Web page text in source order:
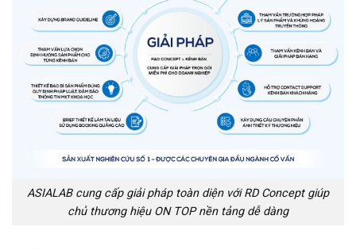
ASIALAB cung cấp giải pháp toàn diện với RD Concept giúp
chủ thương hiệu ON TOP nền tảng dễ dàng